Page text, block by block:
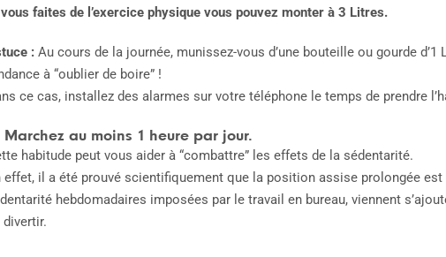
faites de l’exercice physique vous pouvez monter à 3 Litres.
: Au cours de la journée, munissez-vous d’une bouteille ou gourde
à “oublier de boire” !
ce cas, installez des alarmes sur votre téléphone le temps de prendre
Marchez au moins 1 heure par jour.
habitude peut vous aider à “combattre” les effets de la sédentarité.
effet, il a été prouvé scientifiquement que la position assise prolongée
hebdomadaires imposées par le travail en bureau, viennent
divertir.